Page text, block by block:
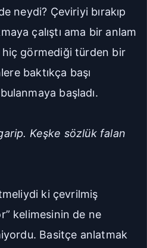
neydi? Çeviriyi bırakıp
çalıştı ama bir anlam
görmediği türden bir
baktıkça başı
başladı.
Keşke sözlük falan
ki çevrilmiş
kelimesinin de ne
Basitçe anlatmak